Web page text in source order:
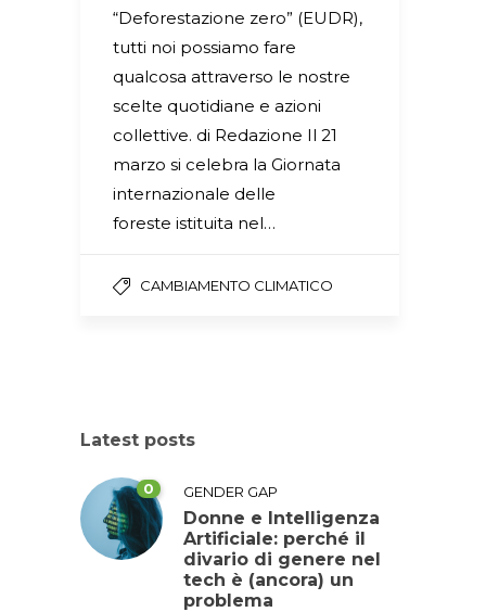
“Deforestazione zero” (EUDR),
tutti noi possiamo fare
qualcosa attraverso le nostre
scelte quotidiane e azioni
collettive. di Redazione Il 21
marzo si celebra la Giornata
internazionale delle
foreste istituita nel…
CAMBIAMENTO CLIMATICO
Latest posts
0 GENDER GAP
Donne e Intelligenza
Artificiale: perché il
divario di genere nel
tech è (ancora) un
problema